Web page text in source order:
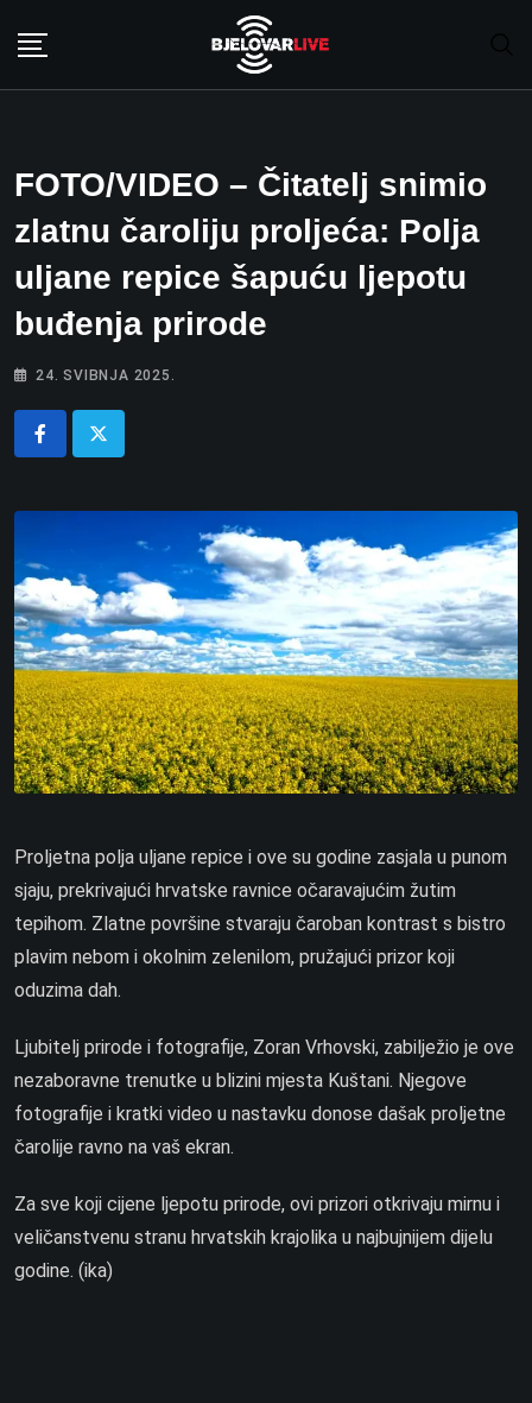
FOTO/VIDEO – Čitatelj snimio
zlatnu čaroliju proljeća: Polja
uljane repice šapuću ljepotu
buđenja prirode
24. SVIBNJA 2025.
Proljetna polja uljane repice i ove su godine zasjala u punom
sjaju, prekrivajući hrvatske ravnice očaravajućim žutim
tepihom. Zlatne površine stvaraju čaroban kontrast s bistro
plavim nebom i okolnim zelenilom, pružajući prizor koji
oduzima dah.
Ljubitelj prirode i fotografije, Zoran Vrhovski, zabilježio je ove
nezaboravne trenutke u blizini mjesta Kuštani. Njegove
fotografije i kratki video u nastavku donose dašak proljetne
čarolije ravno na vaš ekran.
Za sve koji cijene ljepotu prirode, ovi prizori otkrivaju mirnu i
veličanstvenu stranu hrvatskih krajolika u najbujnijem dijelu
godine. (ika)